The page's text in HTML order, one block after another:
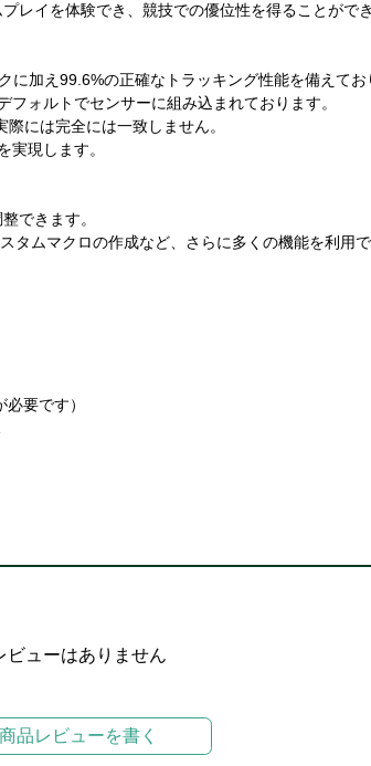
レイを体験でき、競技での優位性を得ることができ
加え99.6%の正確なトラッキング性能を備えてお
ォルトでセンサーに組み込まれております。
には完全には一致しません。
現します。
できます。
ムマクロの作成など、さらに多くの機能を利用で
要です）
ビューはありません
商品レビューを書く